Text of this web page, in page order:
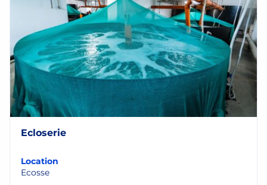
Ecloserie
Location
Ecosse